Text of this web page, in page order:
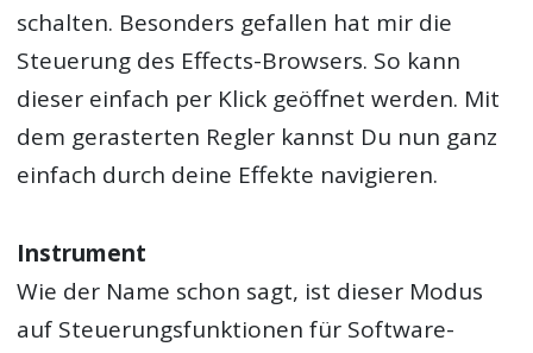
schalten. Besonders gefallen hat mir die
Steuerung des Effects-Browsers. So kann
dieser einfach per Klick geöffnet werden. Mit
dem gerasterten Regler kannst Du nun ganz
einfach durch deine Effekte navigieren.
Instrument
Wie der Name schon sagt, ist dieser Modus
auf Steuerungsfunktionen für Software-